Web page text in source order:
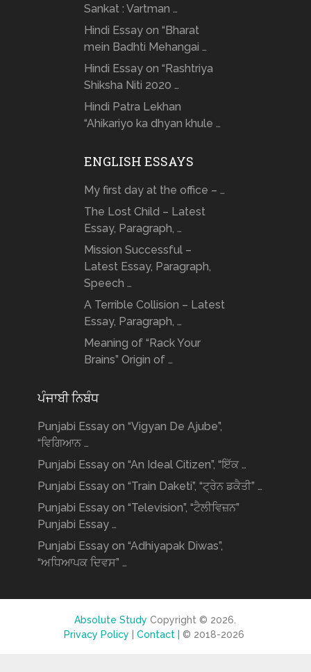
Sankat : Vartman …
Hindi Essay on “Bharat
mein Badhti Mehangai …
Hindi Essay on “Rashtriya
Shiksha Niti 2020 …
Hindi Patra Lekhan
“Ahikariyo ka dhyan khule …
ENGLISH ESSAYS
My first day at the office – …
The Lost Child – Latest
Essay, Paragraph, …
Mission Successful –
Latest Essay, Paragraph,
Speech …
A Terrible Collision – Latest
Essay, Paragraph, …
Meaning of “Rack Your
Brains” Origin of …
ਪੰਜਾਬੀ ਨਿਬੰਧ
Punjabi Essay on “Vigyan De Ajube”,
“ਵਿਗਿਆਨ …
Punjabi Essay on “An Ideal Citizen”, “ਇੱਕ …
Punjabi Essay on “Train Daketi”, “ਟ੍ਰੇਨ ਡਕੈਤੀ” …
Punjabi Essay on “Television”, “ਟੈਲੀਵਿਜ਼ਨ”
Punjabi Essay …
Punjabi Essay on “Adhiyapak Diwas”,
“ਅਧਿਆਪਕ ਦਿਵਸ” …
Absolute Study Copyright © 2026.
Privacy Policy
Contact | © 2018-2026